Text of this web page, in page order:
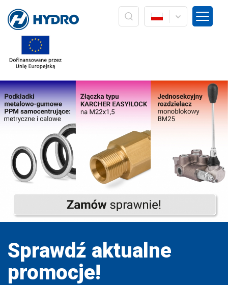
Sprawdź aktualne
promocje!
HYDRO ZNPHS Sp. z o.o. z siedzibą w Bielsku-Białej, ul.
Strażacka 60. Przetwarzanie Pani/Pana danych osobowych w
postaci adresu mailowego odbywa się w oparciu o Art. 6 ust. 1
lit. a) RODO wyłącznie w związku z realizacją marketingu
usług/wyrobów własnych firmy HYDRO. Dane nie będą
przekazywane innym podmiotom, ani nie będą podlegać
profilowaniu i zautomatyzowanemu podejmowaniu decyzji.
Dane będą przetwarzane do czasu wyrażenia sprzeciwu
wobec ich przetwarzania lub wycofania zgody. Ponadto
przysługuje Pani/Panu prawo dostępu do swoich danych
osobowych, ich sprostowania, usunięcia, poprawiania, żądania
zaprzestania przetwarzania lub ograniczenia przetwarzania
oraz prawo wniesienia skargi do organu nadzorczego tj.
Prezesa Urzędu Ochrony Danych Osobowych. Podanie danych
osobowych jest dobrowolne, lecz jest warunkiem koniecznym
do otrzymywania od nas informacji w formie newslettera. W
każdym momencie może Pani/Pan realizować swoje prawa
poprzez przesłanie informacji do Administratora. W każdym
momencie może Pani/Pan wycofać zgodę poprzez naciśnięcie
przycisku "Rezygnacja" bezpośrednio z poziomu przesyłanych
przycisku "wypisz się" znajdującego się na głównej stronie
internetowej firmy HYDRO: www.hydro.com.pl
zapisz